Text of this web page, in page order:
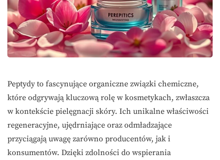
Peptydy to fascynujące organiczne związki chemiczne,
które odgrywają kluczową rolę w kosmetykach, zwłaszcza
w kontekście pielęgnacji skóry. Ich unikalne właściwości
regeneracyjne, ujędrniające oraz odmładzające
przyciągają uwagę zarówno producentów, jak i
konsumentów. Dzięki zdolności do wspierania